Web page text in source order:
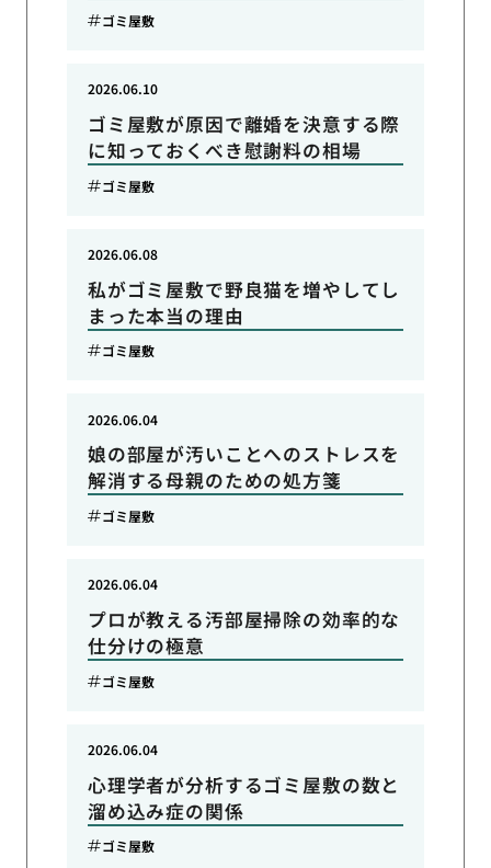
ゴミ屋敷
ゴミ屋敷が原因で離婚を決意する際
に知っておくべき慰謝料の相場
2026.06.10
ゴミ屋敷
私がゴミ屋敷で野良猫を増やしてし
まった本当の理由
2026.06.08
ゴミ屋敷
娘の部屋が汚いことへのストレスを
解消する母親のための処方箋
2026.06.04
ゴミ屋敷
プロが教える汚部屋掃除の効率的な
仕分けの極意
2026.06.04
ゴミ屋敷
心理学者が分析するゴミ屋敷の数と
溜め込み症の関係
2026.06.04
ゴミ屋敷